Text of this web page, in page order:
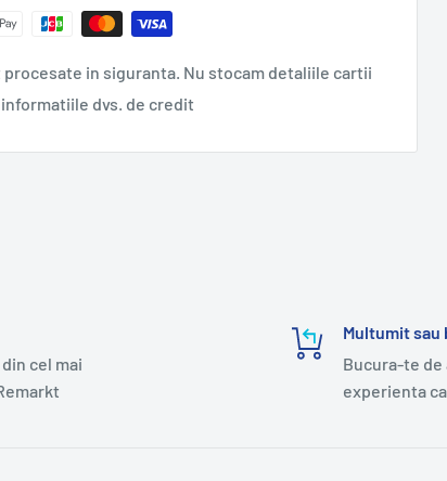
in siguranta. Nu stocam detaliile cartii
dvs. de credit
cel mai
Multumit sau
Bucura-te de
experienta ca